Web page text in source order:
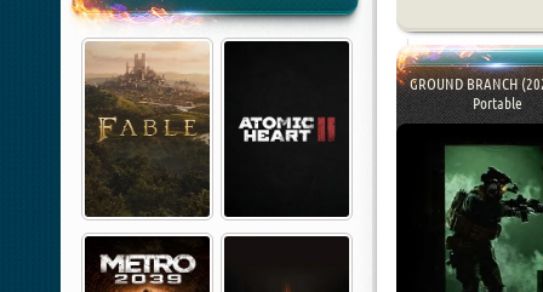
GROUND BRANCH
Portable